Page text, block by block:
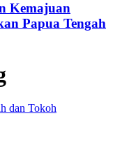
Kemajuan
Papua Tengah